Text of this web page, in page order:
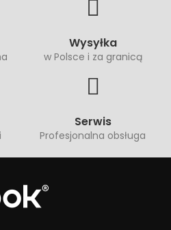
Wysyłka
w Polsce i za granicą
Serwis
Profesjonalna obsługa